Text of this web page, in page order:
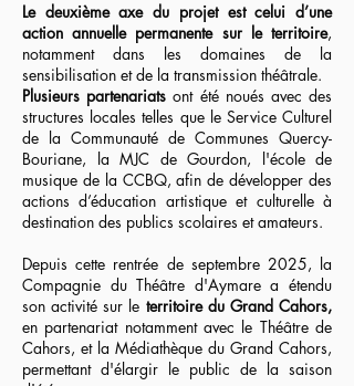
Le deuxième axe du projet est celui d’une
action annuelle permanente sur le territoire,
notamment dans les domaines de la
sensibilisation et de la transmission théâtrale.
Plusieurs partenariats ont été noués avec des
structures locales telles que le Service Culturel
de la Communauté de Communes Quercy-
Bouriane, la MJC de Gourdon, l'école de
musique de la CCBQ, afin de développer des
actions d’éducation artistique et culturelle à
destination des publics scolaires et amateurs.
Depuis cette rentrée de septembre 2025, la
Compagnie du Théâtre d'Aymare a étendu
son activité sur le territoire du Grand Cahors,
en partenariat notamment avec le Théâtre de
Cahors, et la Médiathèque du Grand Cahors,
permettant d'élargir le public de la saison